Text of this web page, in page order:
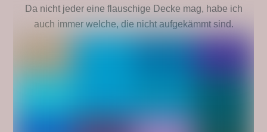
Da nicht jeder eine flauschige Decke mag, habe ich
auch immer welche, die nicht aufgekämmt sind.